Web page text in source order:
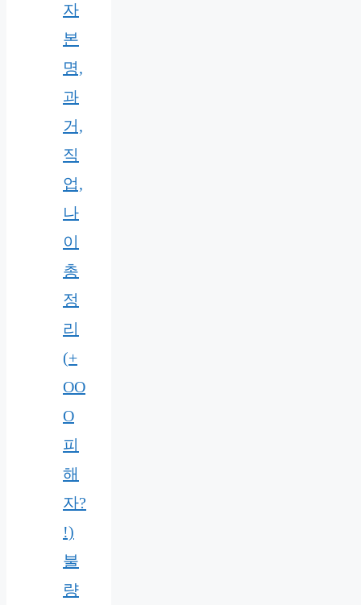
자
본
명,
과
거,
직
업,
나
이
총
정
리
(+
OO
O
피
해
자?
!)
불
량